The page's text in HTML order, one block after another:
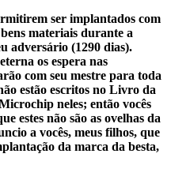
ser implantados com
materiais durante a
adversário (1290 dias).
os espera nas
com seu mestre para toda
estão escritos no Livro da
neles; então vocês
estes não são as ovelhas da
a vocês, meus filhos, que
da marca da besta,